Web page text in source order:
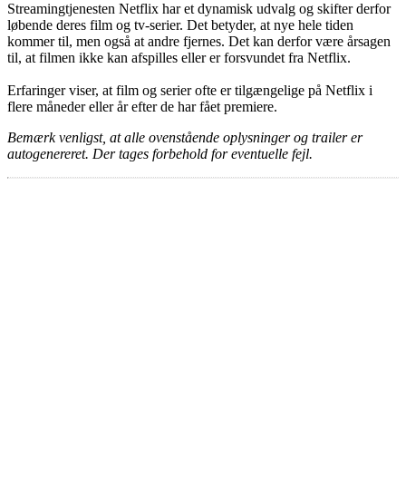
Streamingtjenesten Netflix har et dynamisk udvalg og skifter derfor
løbende deres film og tv-serier. Det betyder, at nye hele tiden
kommer til, men også at andre fjernes. Det kan derfor være årsagen
til, at filmen ikke kan afspilles eller er forsvundet fra Netflix.
Erfaringer viser, at film og serier ofte er tilgængelige på Netflix i
flere måneder eller år efter de har fået premiere.
Bemærk venligst, at alle ovenstående oplysninger og trailer er
autogenereret. Der tages forbehold for eventuelle fejl.